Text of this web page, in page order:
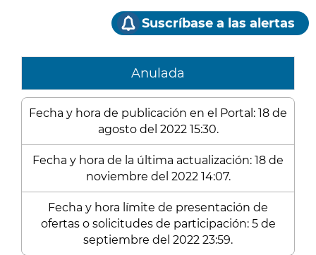
Suscríbase a las alertas
Anulada
Fecha y hora de publicación en el Portal: 18 de
agosto del 2022 15:30.
Fecha y hora de la última actualización: 18 de
noviembre del 2022 14:07.
Fecha y hora límite de presentación de
ofertas o solicitudes de participación: 5 de
septiembre del 2022 23:59.